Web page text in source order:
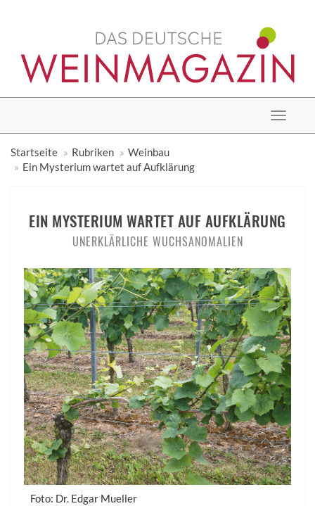
Toggle
Startseite
Rubriken
Weinbau
Ein Mysterium wartet auf Aufklärung
EIN MYSTERIUM WARTET AUF AUFKLÄRUNG
UNERKLÄRLICHE WUCHSANOMALIEN
Foto: Dr. Edgar Mueller